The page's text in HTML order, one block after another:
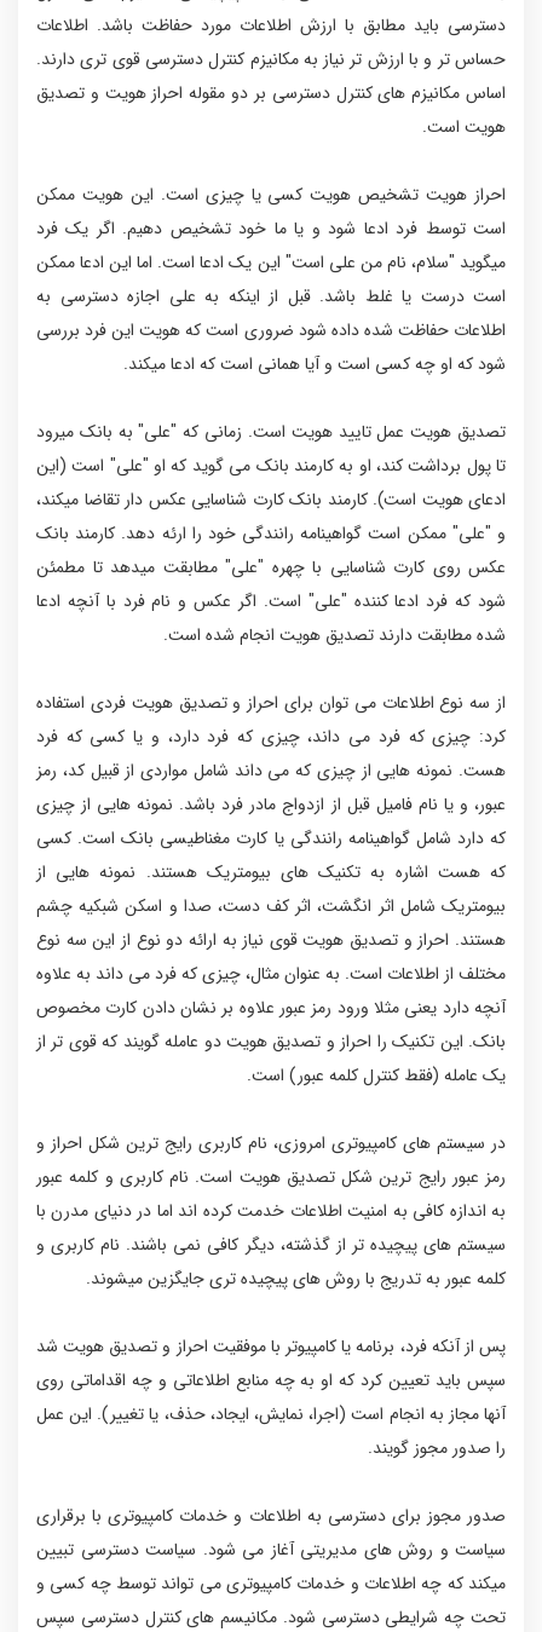
دسترسی باید مطابق با ارزش اطلاعات مورد حفاظت باشد. اطلاعات
حساس تر و با ارزش تر نیاز به مکانیزم کنترل دسترسی قوی تری دارند.
اساس مکانیزم های کنترل دسترسی بر دو مقوله احراز هویت و تصدیق
هویت است.
احراز هویت تشخیص هویت کسی یا چیزی است. این هویت ممکن
است توسط فرد ادعا شود و یا ما خود تشخیص دهیم. اگر یک فرد
میگوید "سلام، نام من علی است" این یک ادعا است. اما این ادعا ممکن
است درست یا غلط باشد. قبل از اینکه به علی اجازه دسترسی به
اطلاعات حفاظت شده داده شود ضروری است که هویت این فرد بررسی
شود که او چه کسی است و آیا همانی است که ادعا میکند.
تصدیق هویت عمل تایید هویت است. زمانی که "علی" به بانک میرود
تا پول برداشت کند، او به کارمند بانک می گوید که او "علی" است (این
ادعای هویت است). کارمند بانک کارت شناسایی عکس دار تقاضا میکند،
و "علی" ممکن است گواهینامه رانندگی خود را ارئه دهد. کارمند بانک
عکس روی کارت شناسایی با چهره "علی" مطابقت میدهد تا مطمئن
شود که فرد ادعا کننده "علی" است. اگر عکس و نام فرد با آنچه ادعا
شده مطابقت دارند تصدیق هویت انجام شده است.
از سه نوع اطلاعات می توان برای احراز و تصدیق هویت فردی استفاده
کرد: چیزی که فرد می داند، چیزی که فرد دارد، و یا کسی که فرد
هست. نمونه هایی از چیزی که می داند شامل مواردی از قبیل کد، رمز
عبور، و یا نام فامیل قبل از ازدواج مادر فرد باشد. نمونه هایی از چیزی
که دارد شامل گواهینامه رانندگی یا کارت مغناطیسی بانک است. کسی
که هست اشاره به تکنیک های بیومتریک هستند. نمونه هایی از
بیومتریک شامل اثر انگشت، اثر کف دست، صدا و اسکن شبکیه چشم
هستند. احراز و تصدیق هویت قوی نیاز به ارائه دو نوع از این سه نوع
مختلف از اطلاعات است. به عنوان مثال، چیزی که فرد می داند به علاوه
آنچه دارد یعنی مثلا ورود رمز عبور علاوه بر نشان دادن کارت مخصوص
بانک. این تکنیک را احراز و تصدیق هویت دو عامله گویند که قوی تر از
یک عامله (فقط کنترل کلمه عبور) است.
در سیستم های کامپیوتری امروزی، نام کاربری رایج ترین شکل احراز و
رمز عبور رایج ترین شکل تصدیق هویت است. نام کاربری و کلمه عبور
به اندازه کافی به امنیت اطلاعات خدمت کرده اند اما در دنیای مدرن با
سیستم های پیچیده تر از گذشته، دیگر کافی نمی باشند. نام کاربری و
کلمه عبور به تدریج با روش های پیچیده تری جایگزین میشوند.
پس از آنکه فرد، برنامه یا کامپیوتر با موفقیت احراز و تصدیق هویت شد
سپس باید تعیین کرد که او به چه منابع اطلاعاتی و چه اقداماتی روی
آنها مجاز به انجام است (اجرا، نمایش، ایجاد، حذف، یا تغییر). این عمل
را صدور مجوز گویند.
صدور مجوز برای دسترسی به اطلاعات و خدمات کامپیوتری با برقراری
سیاست و روش های مدیریتی آغاز می شود. سیاست دسترسی تبیین
میکند که چه اطلاعات و خدمات کامپیوتری می تواند توسط چه کسی و
تحت چه شرایطی دسترسی شود. مکانیسم های کنترل دسترسی سپس